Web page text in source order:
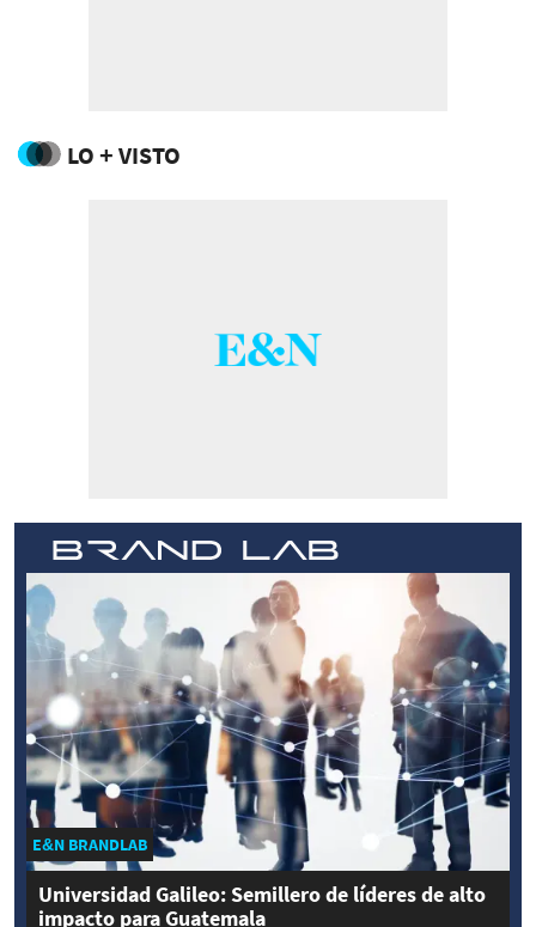
LO + VISTO
E&N BRANDLAB
Universidad Galileo: Semillero de líderes de alto
impacto para Guatemala